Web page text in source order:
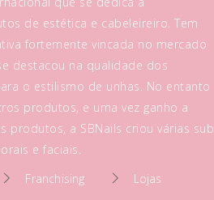
de estética e cabeleireiro. Tem
fortemente vincada no mercado
destacou na qualidade dos
o estilismo de unhas. No entanto
produtos, e uma vez ganho a
produtos, a SBNails criou várias sub
e faciais.
Franchising Lojas